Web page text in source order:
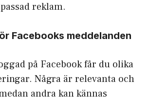
reklam.
Facebooks meddelanden
på Facebook får du olika
Några är relevanta och
andra kan kännas